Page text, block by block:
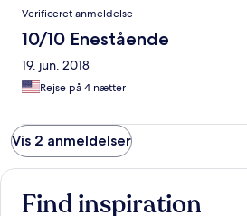
Verificeret anmeldelse
10/10 Enestående
19. jun. 2018
Rejse på 4 nætter
Vis 2 anmeldelser
Find inspiration